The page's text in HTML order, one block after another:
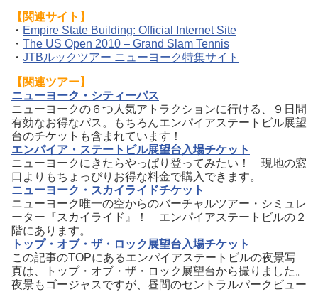
【関連サイト】
・ Empire State Building: Official Internet Site
・ The US Open 2010 – Grand Slam Tennis
・ JTBルックツアー ニューヨーク特集サイト
【関連ツアー】
ニューヨーク・シティーパス
ニューヨークの６つ人気アトラクションに行ける、９日間
有効なお得なパス。もちろんエンパイアステートビル展望
台のチケットも含まれています！
エンパイア・ステートビル展望台入場チケット
ニューヨークにきたらやっぱり登ってみたい！ 現地の窓
口よりもちょっぴりお得な料金で購入できます。
ニューヨーク・スカイライドチケット
ニューヨーク唯一の空からのバーチャルツアー・シミュレ
ーター『スカイライド』！ エンパイアステートビルの２
階にあります。
トップ・オブ・ザ・ロック展望台入場チケット
この記事のTOPにあるエンパイアステートビルの夜景写
真は、トップ・オブ・ザ・ロック展望台から撮りました。
夜景もゴージャスですが、昼間のセントラルパークビュー